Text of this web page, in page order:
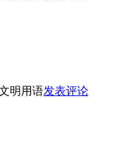
明用语发表评论